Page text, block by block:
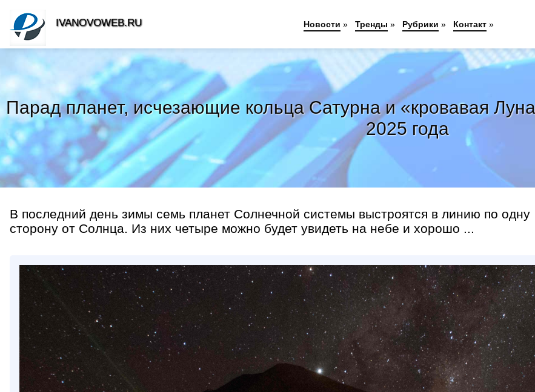
Парад планет, исчезающие кольца Сатурна и «кровавая
2025 года
В последний день зимы семь планет Солнечной системы выстроятся в линию по одну
сторону от Солнца. Из них четыре можно будет увидеть на небе и хорошо ...
IVANOVOWEB.RU Новости » Тренды » Рубрики » Контакт »